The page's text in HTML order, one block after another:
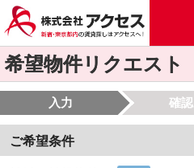
希望物件リクエスト
入力 確認
ご希望条件